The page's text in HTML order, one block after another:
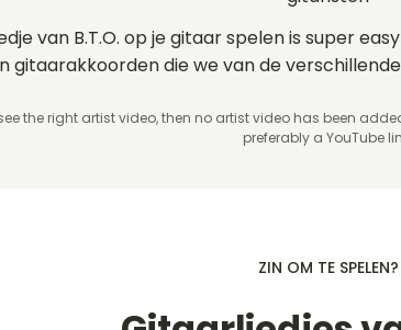
van B.T.O. op je gitaar spelen is super
gitaarakkoorden die we van de
the right artist video, then no artist video has been
preferably a YouTube
ZIN OM TE SPELEN?